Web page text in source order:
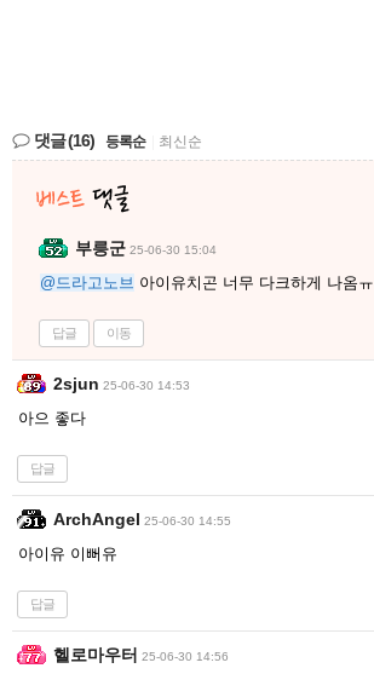
댓글(16) 등록순 최신순
부릉군 25-06-30 15:04
@드라고노브 아이유치곤 너무 다크하게 나옴ㅠ
답글 이동
2sjun 25-06-30 14:53
아으 좋다
답글
ArchAngel 25-06-30 14:55
아이유 이뻐유
답글
헬로마우터 25-06-30 14:56